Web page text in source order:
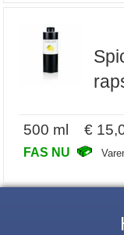
500 ml €
FAS NU